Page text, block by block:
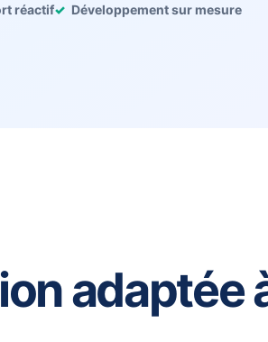
réactif Développement sur mesure
adaptée